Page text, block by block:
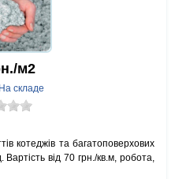
м2
На складе
котеджів та багатоповерхових
від 70 грн./кв.м, робота,